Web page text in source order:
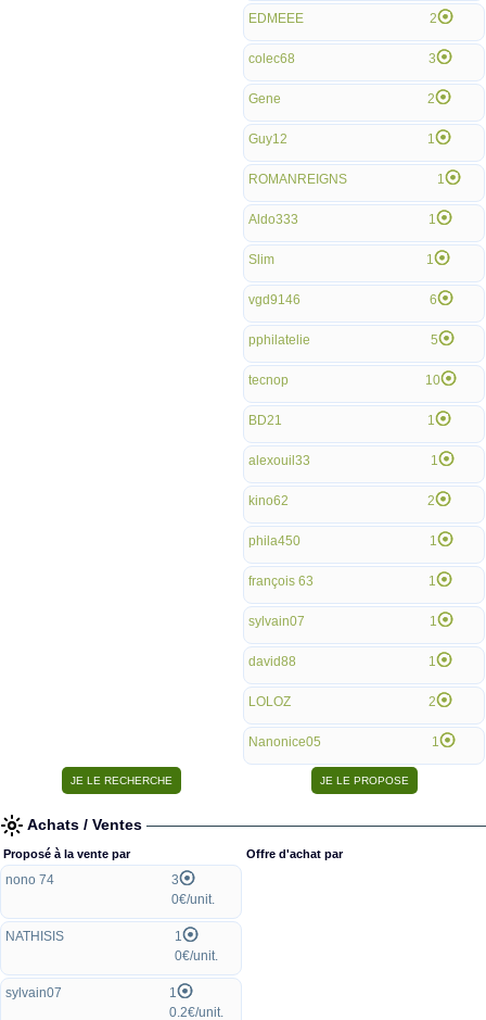
EDMEEE 2
colec68 3
Gene 2
Guy12 1
ROMANREIGNS 1
Aldo333 1
Slim 1
vgd9146 6
pphilatelie 5
tecnop 10
BD21 1
alexouil33 1
kino62 2
phila450 1
françois 63 1
sylvain07 1
david88 1
LOLOZ 2
Nanonice05 1
Achats / Ventes
Proposé à la vente par
nono 74
3
0€/unit.
NATHISIS
1
0€/unit.
sylvain07
1
0.2€/unit.
Offre d'achat par